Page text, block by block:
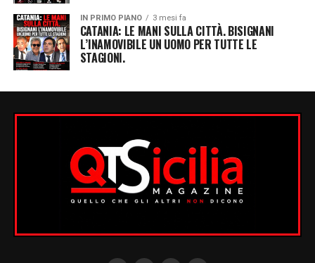
IN PRIMO PIANO 3 mesi fa
CATANIA: LE MANI SULLA CITTÀ. BISIGNANI
L’INAMOVIBILE UN UOMO PER TUTTE LE
STAGIONI.